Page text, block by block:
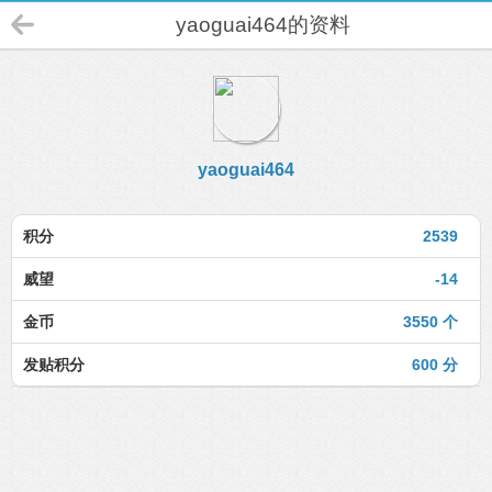
yaoguai464的资料
yaoguai464
2539
积分
-14
威望
3550 个
金币
600 分
发贴积分